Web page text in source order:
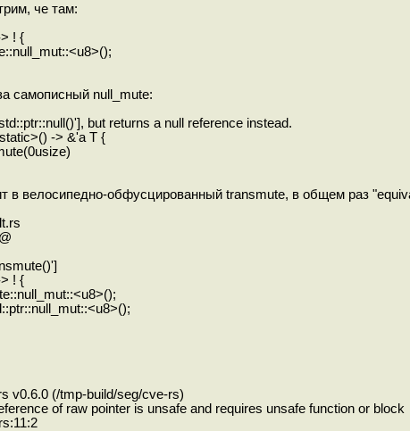
че там:
! {
самописный null_mute:
but returns a null reference instead.
-> &'a T {
в велосипедно-обфусцированный transmute, в общем раз
! {
v0.6.0 (/tmp-build/seg/cve-rs)
of raw pointer is unsafe and requires unsafe function or block